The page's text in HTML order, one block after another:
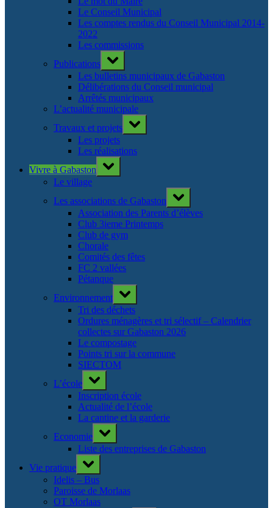
Le Conseil Municipal
Les comptes rendus du Conseil Municipal 2014-
2022
Les commissions
Publications
Toggle
sub-
menu
Les bulletins municipaux de Gabaston
Délibérations du Conseil municipal
Arrêtés municipaux
L’actualité municipale
Travaux et projets
Toggle
sub-
Les projets
Les réalisations
Vivre à Gabaston
Toggle
sub-
Le village
Les associations de Gabaston
Toggle
sub-
menu
Association des Parents d’élèves
Club 3ieme Printemps
Club de gym
Chorale
Comités des fêtes
FC 2 vallées
Pétanque
Environnement
Toggle
sub-
menu
Tri des déchets
Ordures ménagères et tri sélectif – Calendrier
collectes sur Gabaston 2026
Le compostage
Points tri sur la commune
SIECTOM
L’école
Toggle
sub-
menu
Inscription école
Actualité de l’école
La cantine et la garderie
Economie
Toggle
sub-
menu
Liste des entreprises de Gabaston
Vie pratique
Toggle
sub-
menu
Idelis – Bus
Paroisse de Morlaas
OT Morlaas